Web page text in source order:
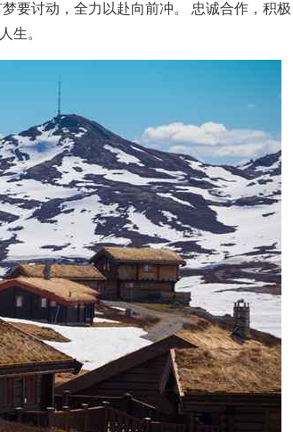
要讨动，全力以赴向前冲。 忠诚合作，积极
生。